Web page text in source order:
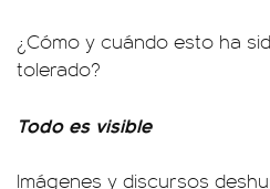
¿Cómo y cuándo esto ha
tolerado?
Todo es visible
Imágenes y discursos